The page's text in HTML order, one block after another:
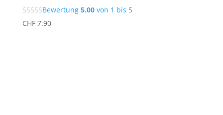
Bewertung 5.00von 1 bis 5
CHF7.90